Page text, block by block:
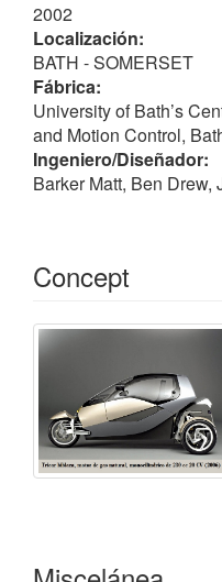
dos ocupantes en
airbags y cinturones
cumplían con los
Su construcción se
2006 y se esperaba
fabricante de
En las pruebas de
El vehículo es
crear un pequeño
que es
metal, está
seguro. Su techo
convencionales, y
sentado detrás del
Barker Matt y Ben
2002
Localización:
BATH - SOMERSET
Fábrica:
University of Bath’s
and Motion Control,
Ingeniero/Diseñador:
Barker Matt, Ben Drew,
Concept